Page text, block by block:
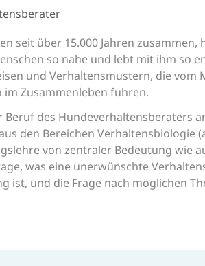
seit über 15.000 Jahren
so nahe und lebt mit ihm so
und Verhaltensmustern, die
Zusammenleben führen.
Beruf des Hundeverhaltensberaters
den Bereichen Verhaltensbiologie
von zentraler Bedeutung wie
was eine unerwünschte
ist, und die Frage nach möglichen